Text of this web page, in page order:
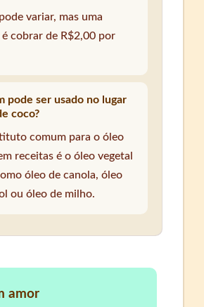
variar, mas uma
é cobrar de R$2,00 por
pode ser usado no lugar
coco?
comum para o óleo
receitas é o óleo vegetal
óleo de canola, óleo
ou óleo de milho.
amor